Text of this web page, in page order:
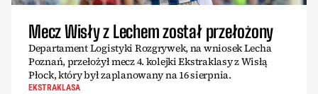
Mecz Wisły z Lechem został przełożony
Departament Logistyki Rozgrywek, na wniosek Lecha
Poznań, przełożył mecz 4. kolejki Ekstraklasy z Wisłą
Płock, który był zaplanowany na 16 sierpnia.
EKSTRAKLASA